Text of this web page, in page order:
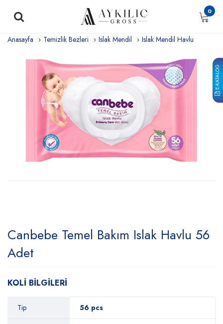
E-KATALOG
0
Anasayfa Temizlik Bezleri Islak Mendil Islak Mendil Havlu
Canbebe Temel Bakım Islak Havlu 56
Adet
KOLİ BİLGİLERİ
Tip 56 pcs